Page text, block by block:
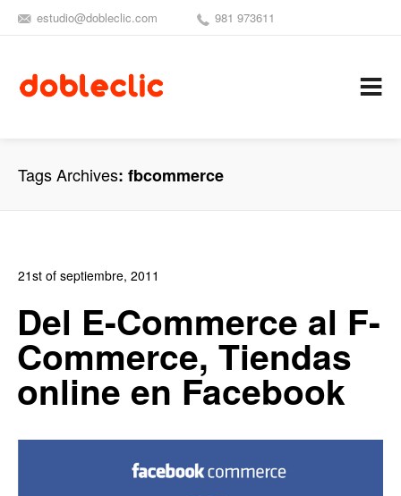
estudio@dobleclic.com 981 973611
Tags Archives fbcommerce
21st of septiembre, 2011
0
Del E-Commerce al F-
Commerce, Tiendas
online en Facebook